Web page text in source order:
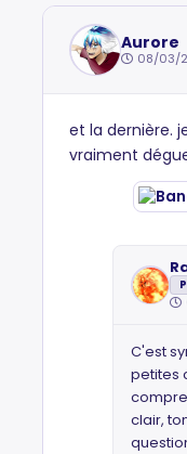
Aurore
08/03/
et la dernière.
vraiment
C'est
petites
clair,